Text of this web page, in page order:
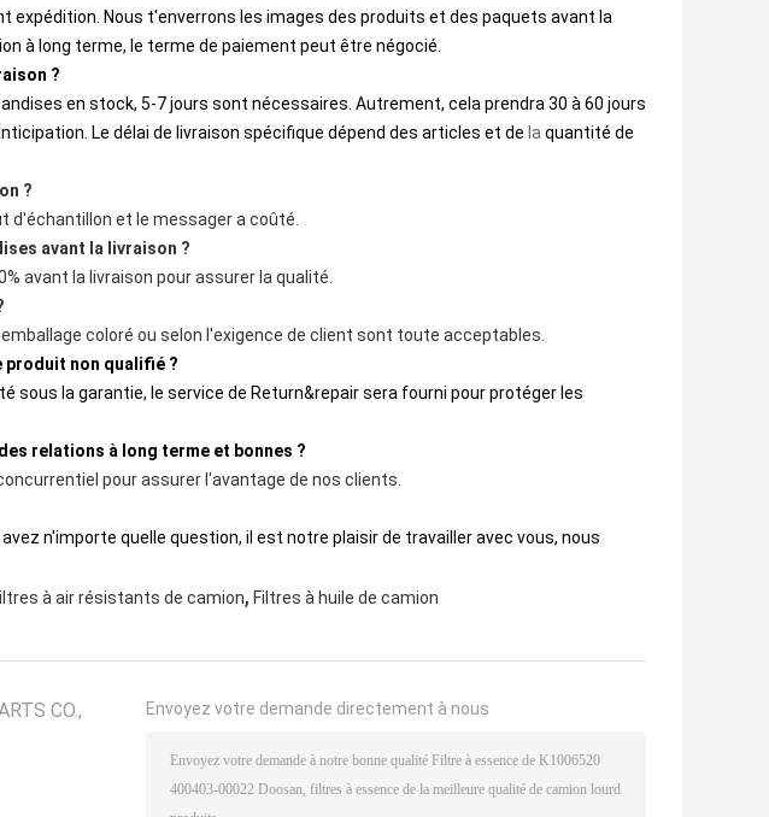
expédition. Nous t'enverrons les images des produits et des paquets avant la
à long terme, le terme de paiement peut être négocié.
?
en stock, 5-7 jours sont nécessaires. Autrement, cela prendra 30 à 60 jours
Le délai de livraison spécifique dépend des articles et de laquantité de
?
d'échantillon et le messager a coûté.
avant la livraison ?
avant la livraison pour assurer la qualité.
coloré ou selon l'exigence de client sont toute acceptables.
produit non qualifié ?
sous la garantie, le service de Return&repair sera fourni pour protéger les
relations à long terme et bonnes ?
pour assurer l'avantage de nos clients.
n'importe quelle question, il est notre plaisir de travailler avec vous, nous
à air résistants de camion, Filtres à huile de camion
CO.,
Envoyez votre demande directement à nous